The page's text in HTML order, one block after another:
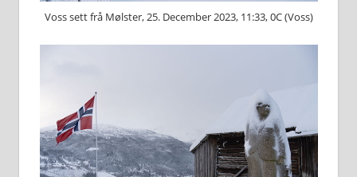
Voss sett frå Mølster, 25. December 2023, 11:33, 0C (Voss)